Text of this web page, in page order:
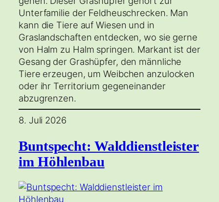
Unterfamilie der Feldheuschrecken. Man
kann die Tiere auf Wiesen und in
Graslandschaften entdecken, wo sie gerne
von Halm zu Halm springen. Markant ist der
Gesang der Grashüpfer, den männliche
Tiere erzeugen, um Weibchen anzulocken
oder ihr Territorium gegeneinander
abzugrenzen.
8. Juli 2026
Buntspecht: Walddienstleister
im Höhlenbau